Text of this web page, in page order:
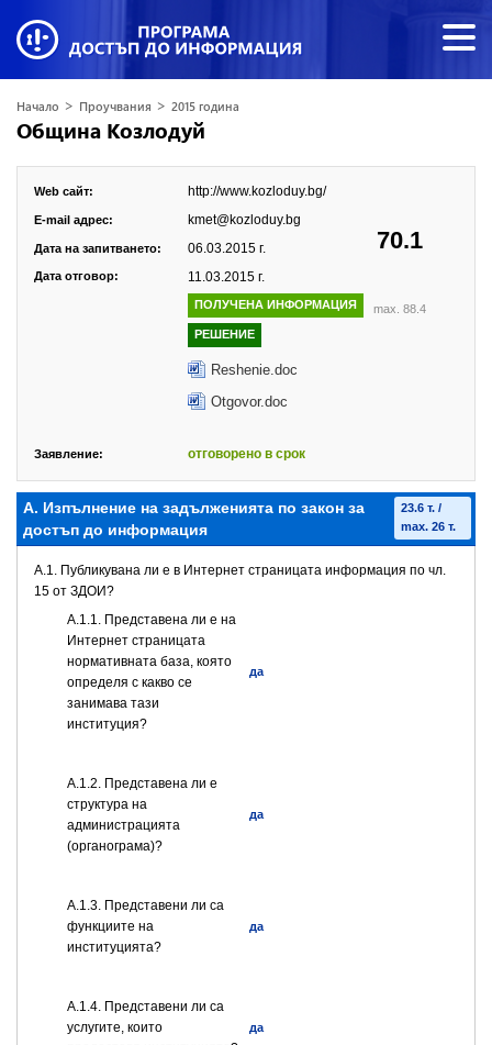
Начало > Проучвания > 2015 година
Община Козлодуй
70.1
max. 88.4
Web сайт: http://www.kozloduy.bg/
E-mail адрес: kmet@kozloduy.bg
Дата на запитването: 06.03.2015 г.
Дата отговор: 11.03.2015 г.
ПОЛУЧЕНА ИНФОРМАЦИЯ
РЕШЕНИЕ
Reshenie.doc
Otgovor.doc
Заявление: отговорено в срок
А. Изпълнение на задълженията по закон за
достъп до информация
23.6 т. /
max. 26 т.
A.1. Публикувана ли е в Интернет страницата информация по чл.
15 от ЗДОИ?
A.1.1. Представена ли е на
Интернет страницата
нормативната база, която
определя с какво се
занимава тази
институция?
да
A.1.2. Представена ли е
структура на
администрацията
(органограма)?
да
А.1.3. Представени ли са
функциите на
институцията?
да
А.1.4. Представени ли са
услугите, които
да